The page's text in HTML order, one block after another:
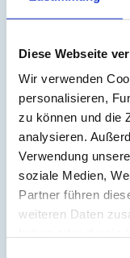
Diese Webseite
Wir verwenden
personalisieren,
zu können und die
analysieren.
Verwendung
soziale Medien,
Partner führen
weiteren Daten
November 2023
Oktober 2023
August 2023
Juli 2023
Juni 2023
April 2023
März 2023
Februar 2023
Januar 2023
Dezember 2022
Oktober 2022
September 2022
Juli 2022
Juni 2022